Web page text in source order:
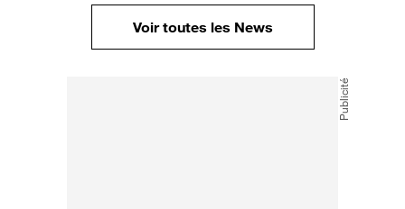
Voir toutes les News